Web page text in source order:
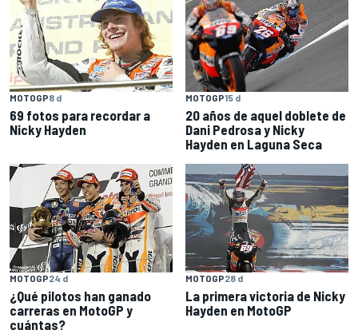
MOTOGP8 d
69 fotos para recordar a
Nicky Hayden
MOTOGP15 d
20 años de aquel doblete de
Dani Pedrosa y Nicky
Hayden en Laguna Seca
MOTOGP24 d
¿Qué pilotos han ganado
carreras en MotoGP y
cuántas?
MOTOGP28 d
La primera victoria de Nicky
Hayden en MotoGP